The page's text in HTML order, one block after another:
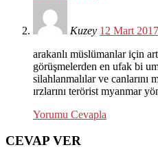
Kuzey 12 Mart
arakanlı müslümanlar için
görüşmelerden en ufak bi
silahlanmalılar ve canlarını
ırzlarını terörist myanmar
Yorumu Cevapla
CEVAP VER